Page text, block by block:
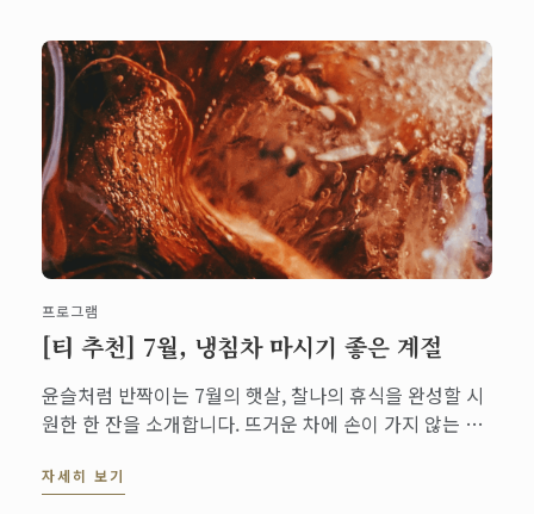
프로그램
[티 추천] 7월, 냉침차 마시기 좋은 계절
윤슬처럼 반짝이는 7월의 햇살, 찰나의 휴식을 완성할 시
원한 한 잔을 소개합니다. 뜨거운 차에 손이 가지 않는 요
를 만나보세요.
자세히 보기